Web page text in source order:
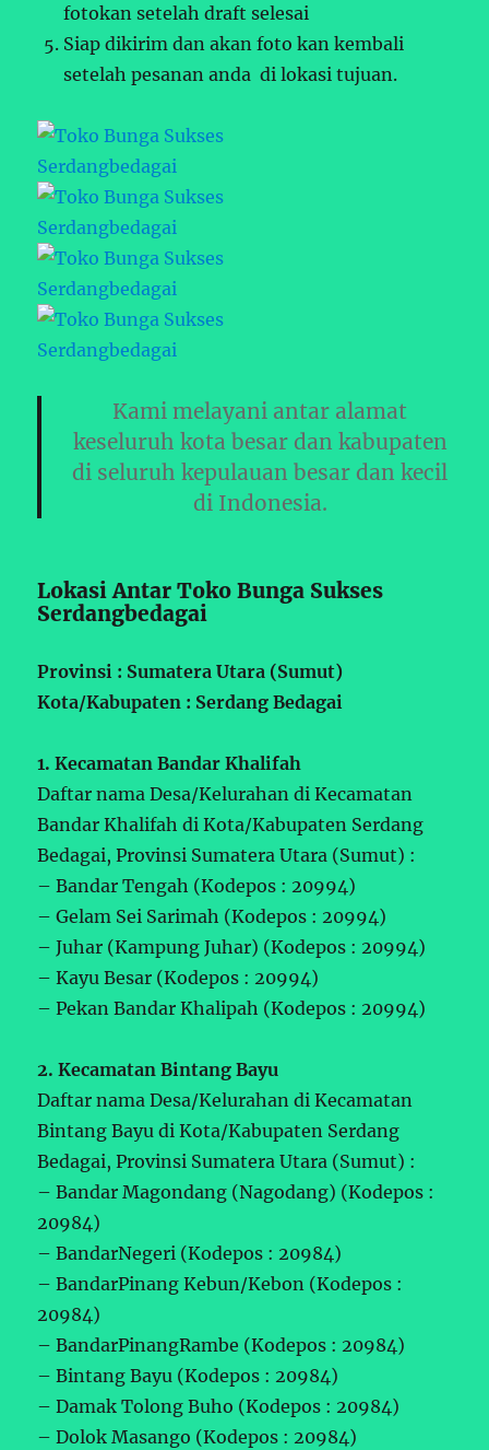
fotokan setelah draft selesai
Siap dikirim dan akan foto kan kembali
setelah pesanan anda di lokasi tujuan.
Kami melayani antar alamat
keseluruh kota besar dan kabupaten
di seluruh kepulauan besar dan kecil
di Indonesia.
Lokasi Antar Toko Bunga Sukses
Serdangbedagai
Provinsi : Sumatera Utara (Sumut)
Kota/Kabupaten : Serdang Bedagai
1. Kecamatan Bandar Khalifah
Daftar nama Desa/Kelurahan di Kecamatan
Bandar Khalifah di Kota/Kabupaten Serdang
Bedagai, Provinsi Sumatera Utara (Sumut) :
– Bandar Tengah (Kodepos : 20994)
– Gelam Sei Sarimah (Kodepos : 20994)
– Juhar (Kampung Juhar) (Kodepos : 20994)
– Kayu Besar (Kodepos : 20994)
– Pekan Bandar Khalipah (Kodepos : 20994)
2. Kecamatan Bintang Bayu
Daftar nama Desa/Kelurahan di Kecamatan
Bintang Bayu di Kota/Kabupaten Serdang
Bedagai, Provinsi Sumatera Utara (Sumut) :
– Bandar Magondang (Nagodang) (Kodepos :
20984)
– BandarNegeri (Kodepos : 20984)
– BandarPinang Kebun/Kebon (Kodepos :
20984)
– BandarPinangRambe (Kodepos : 20984)
– Bintang Bayu (Kodepos : 20984)
– Damak Tolong Buho (Kodepos : 20984)
– Dolok Masango (Kodepos : 20984)